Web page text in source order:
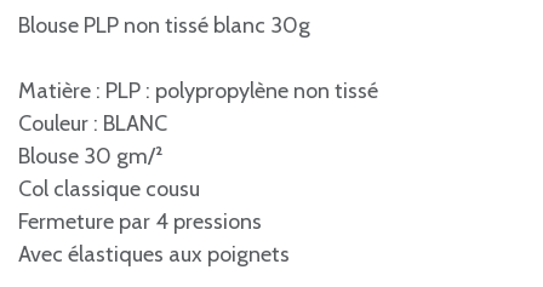
Blouse PLP non tissé blanc 30g
Matière : PLP : polypropylène non tissé
Couleur : BLANC
Blouse 30 gm/²
Col classique cousu
Fermeture par 4 pressions
Avec élastiques aux poignets